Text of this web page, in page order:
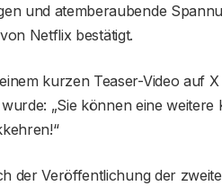
und atemberaubende
Netflix bestätigt.
kurzen Teaser-Video auf X
„Sie können eine weitere
der Veröffentlichung der